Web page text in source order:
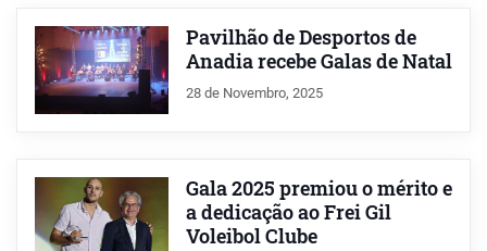
Pavilhão de Desportos de
Anadia recebe Galas de Natal
28 de Novembro, 2025
Gala 2025 premiou o mérito e
a dedicação ao Frei Gil
Voleibol Clube